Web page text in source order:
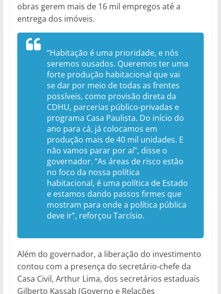
obras gerem mais de 16 mil empregos até a
entrega dos imóveis.
“Habitação é uma prioridade, e nós
seremos ousados. Queremos ter uma
forte produção habitacional que vai
se dar por meio de todas as frentes
possíveis, como provisão direta da
CDHU, parcerias público-privadas e
programa Casa Paulista. Do início do
ano para cá, já colocamos em
produção mais de 40 mil unidades. E
não vamos parar por aí”, disse o
governador. “As áreas de risco estão
no foco da nossa política
habitacional, é uma política de Estado
e estamos dando passos firmes que
mostram para onde a política pública
deve ir”, reforçou Tarcísio.
Além do governador, a liberação do investimento
contou com a presença do secretário-chefe da
Casa Civil, Arthur Lima, dos secretários estaduais
Gilberto Kassab (Governo e Relações